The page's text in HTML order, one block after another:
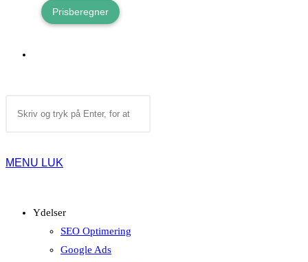
Prisberegner
WEBSITE
MENU LUK
Ydelser
SEO Optimering
Google Ads